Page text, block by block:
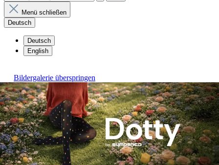
Menü schließen
Deutsch
Deutsch
English
Bildergalerie überspringen